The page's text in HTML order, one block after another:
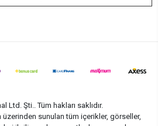
Ltd. Şti.. Tüm hakları saklıdır.
sunulan tüm içerikler, görseller,